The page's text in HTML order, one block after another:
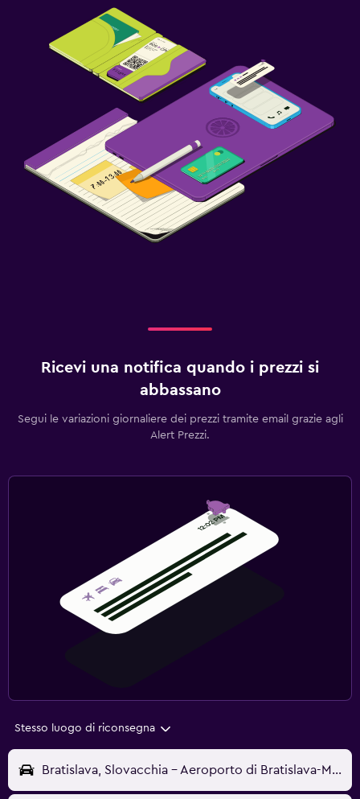
Ricevi una notifica quando i prezzi si
abbassano
Segui le variazioni giornaliere dei prezzi tramite email grazie agli
Alert Prezzi.
Stesso luogo di riconsegna
Bratislava, Slovacchia - Aeroporto di Bratislava-M.R. Štefánik (BTS)